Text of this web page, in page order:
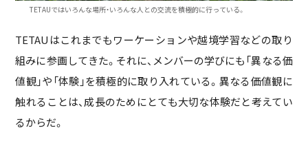
TETAUではいろんな場所・いろんな人との交流を積極的に行っている。
TETAUはこれまでもワーケーションや越境学習などの取り
組みに参画してきた。それに、メンバーの学びにも「異なる価
値観」や「体験」を積極的に取り入れている。異なる価値観に
触れることは、成長のためにとても大切な体験だと考えてい
るからだ。